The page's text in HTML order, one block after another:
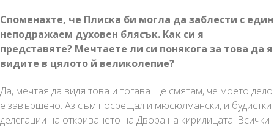
Споменахте, че Плиска би могла да заблести с един
неподражаем духовен блясък. Как си я
представяте? Мечтаете ли си понякога за това да я
видите в цялото й великолепие?
Да, мечтая да видя това и тогава ще смятам, че моето дело
е завършено. Аз съм посрещал и мюсюлмански, и будистки
делегации на откриването на Двора на кирилицата. Всички